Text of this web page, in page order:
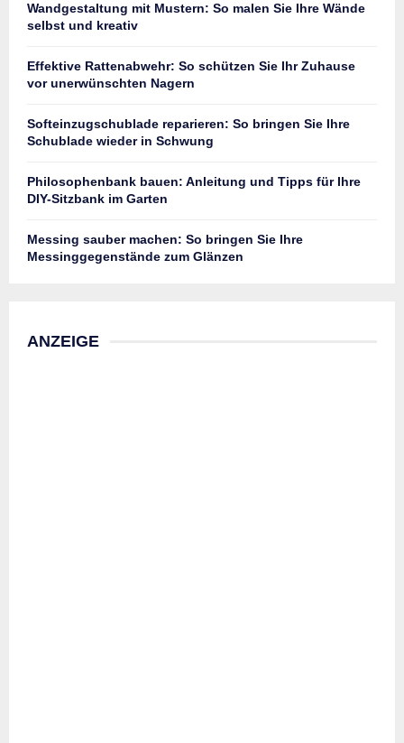
Wandgestaltung mit Mustern: So malen Sie Ihre Wände
selbst und kreativ
Effektive Rattenabwehr: So schützen Sie Ihr Zuhause
vor unerwünschten Nagern
Softeinzugschublade reparieren: So bringen Sie Ihre
Schublade wieder in Schwung
Philosophenbank bauen: Anleitung und Tipps für Ihre
DIY-Sitzbank im Garten
Messing sauber machen: So bringen Sie Ihre
Messinggegenstände zum Glänzen
ANZEIGE